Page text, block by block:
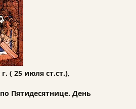
г. ( 25 июля ст.ст.),
Пятидесятнице. День